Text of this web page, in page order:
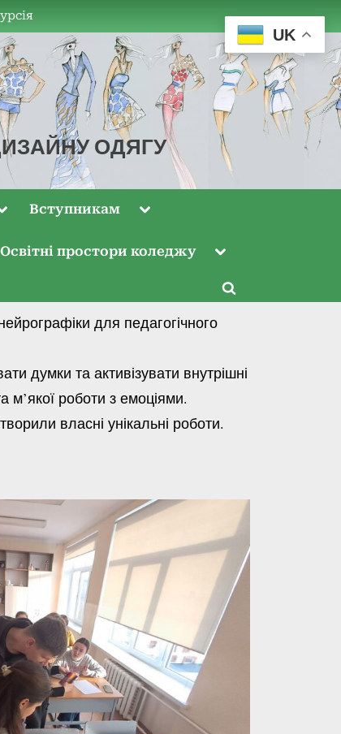
ОДЯГУ
Вступникам
Освітні простори коледжу
для педагогічного
думки та активізувати внутрішні
м’якої роботи з емоціями.
власні унікальні роботи.
UK